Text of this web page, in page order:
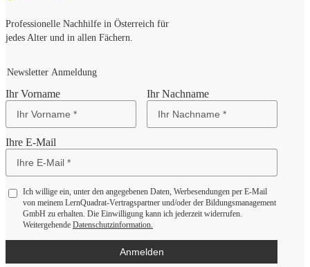
Professionelle Nachhilfe in Österreich für
jedes Alter und in allen Fächern.
Newsletter Anmeldung
Ihr Vorname Ihr Nachname
Ihre E-Mail
Ich willige ein, unter den angegebenen Daten, Werbesendungen per E-Mail
von meinem LernQuadrat-Vertragspartner und/oder der Bildungsmanagement
GmbH zu erhalten. Die Einwilligung kann ich jederzeit widerrufen.
Weitergehende Datenschutzinformation.
Anmelden